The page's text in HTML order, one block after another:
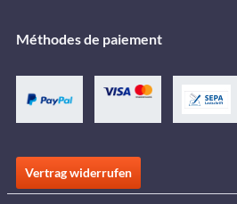
Méthodes de paiement
Vertrag widerrufen